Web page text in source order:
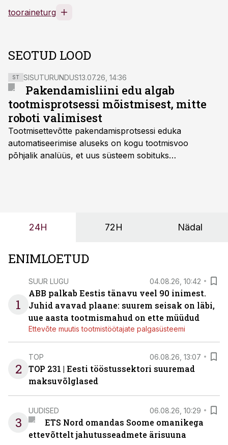
tooraineturg
SEOTUD LOOD
ST SISUTURUNDUS13.07.26, 14:36
Pakendamisliini edu algab
tootmisprotsessi mõistmisest, mitte
roboti valimisest
Tootmisettevõtte pakendamisprotsessi eduka
automatiseerimise aluseks on kogu tootmisvoo
põhjalik analüüs, et uus süsteem sobituks
OÜ tegevjuht Sander Mitendorf.
24H 72H Nädal
ENIMLOETUD
1
SUUR LUGU 04.08.26, 10:42
ABB palkab Eestis tänavu veel 90 inimest.
Juhid avavad plaane: suurem seisak on läbi,
uue aasta tootmismahud on ette müüdud
Ettevõte muutis tootmistöötajate palgasüsteemi
2
TOP 06.08.26, 13:07
TOP 231 | Eesti tööstussektori suuremad
maksuvõlglased
3
UUDISED 06.08.26, 10:29
ETS Nord omandas Soome omanikega
ettevõttelt jahutusseadmete ärisuuna